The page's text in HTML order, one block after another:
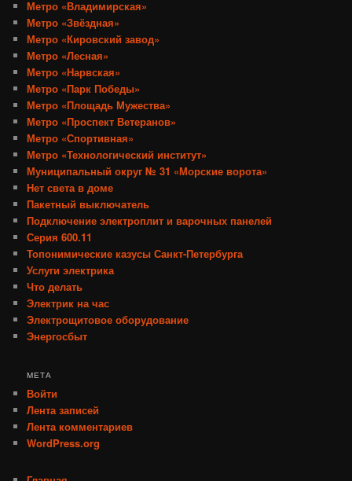
Метро «Владимирская»
Метро «Звёздная»
Метро «Кировский завод»
Метро «Лесная»
Метро «Нарвская»
Метро «Парк Победы»
Метро «Площадь Мужества»
Метро «Проспект Ветеранов»
Метро «Спортивная»
Метро «Технологический институт»
Муниципальный округ № 31 «Морские ворота»
Нет света в доме
Пакетный выключатель
Подключение электроплит и варочных панелей
Серия 600.11
Топонимические казусы Санкт-Петербурга
Услуги электрика
Что делать
Электрик на час
Электрощитовое оборудование
Энергосбыт
МЕТА
Войти
Лента записей
Лента комментариев
WordPress.org